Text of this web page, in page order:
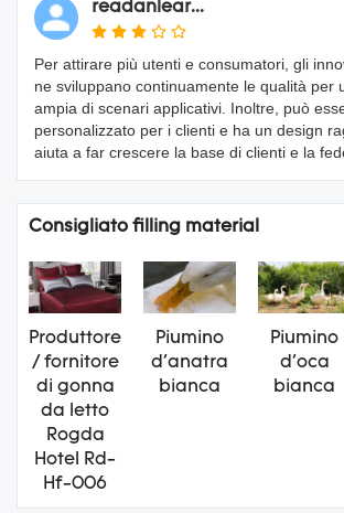
readanlear...
Per attirare più utenti e consumatori, gli
ne sviluppano continuamente le qualità per
ampia di scenari applicativi. Inoltre, può
personalizzato per i clienti e ha un design
aiuta a far crescere la base di clienti e la
Consigliato filling material
Produttore
/ fornitore
di gonna
da letto
Rogda
Hotel Rd-
Hf-006
Piumino
d'anatra
bianca
Piumino
d'oca
bianca